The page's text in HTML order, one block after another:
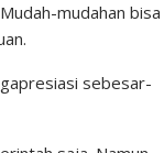
mudahan bisa
sebesar-